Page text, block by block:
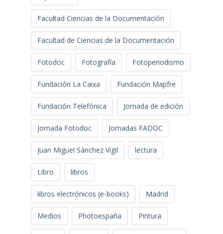
Facultad Ciencias de la Documentación
Facultad de Ciencias de la Documentación
Fotodoc Fotografía Fotoperiodismo
Fundación La Caixa Fundación Mapfre
Fundación Telefónica Jornada de edición
Jornada Fotodoc Jornadas FADOC
Juan Miguel Sánchez Vigil lectura
Libro libros
libros electrónicos (e-books) Madrid
Medios Photoespaña Pintura